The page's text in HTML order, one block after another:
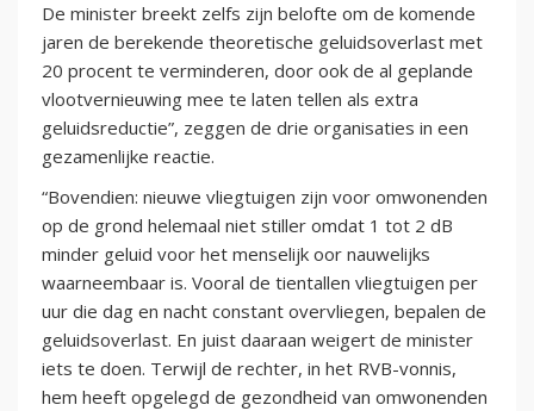
De minister breekt zelfs zijn belofte om de komende
jaren de berekende theoretische geluidsoverlast met
20 procent te verminderen, door ook de al geplande
vlootvernieuwing mee te laten tellen als extra
geluidsreductie”, zeggen de drie organisaties in een
gezamenlijke reactie.
“Bovendien: nieuwe vliegtuigen zijn voor omwonenden
op de grond helemaal niet stiller omdat 1 tot 2 dB
minder geluid voor het menselijk oor nauwelijks
waarneembaar is. Vooral de tientallen vliegtuigen per
uur die dag en nacht constant overvliegen, bepalen de
geluidsoverlast. En juist daaraan weigert de minister
iets te doen. Terwijl de rechter, in het RVB-vonnis,
hem heeft opgelegd de gezondheid van omwonenden